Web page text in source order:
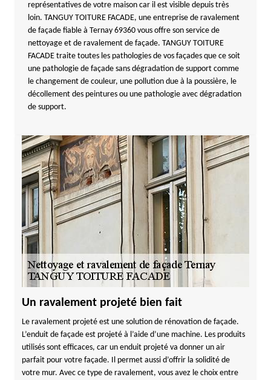
représentatives de votre maison car il est visible depuis très
loin. TANGUY TOITURE FACADE, une entreprise de ravalement
de façade fiable à Ternay 69360 vous offre son service de
nettoyage et de ravalement de façade. TANGUY TOITURE
FACADE traite toutes les pathologies de vos façades que ce soit
une pathologie de façade sans dégradation de support comme
le changement de couleur, une pollution due à la poussière, le
décollement des peintures ou une pathologie avec dégradation
de support.
Un ravalement projeté bien fait
Le ravalement projeté est une solution de rénovation de façade.
L’enduit de façade est projeté à l’aide d’une machine. Les produits
utilisés sont efficaces, car un enduit projeté va donner un air
parfait pour votre façade. Il permet aussi d’offrir la solidité de
votre mur. Avec ce type de ravalement, vous avez le choix entre